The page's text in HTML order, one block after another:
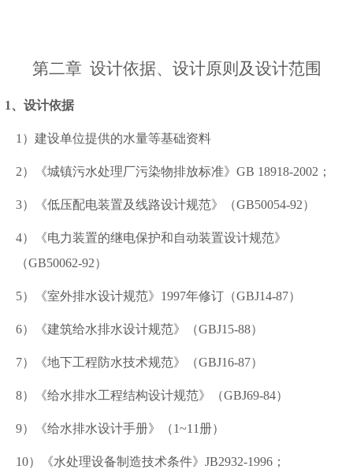
第二章 设计依据、设计原则及设计范围
1、设计依据
1）建设单位提供的水量等基础资料
2）《城镇污水处理厂污染物排放标准》 GB 18918-2002；
3）《低压配电装置及线路设计规范》（GB50054-92）
4）《电力装置的继电保护和自动装置设计规范》
（GB50062-92）
5）《室外排水设计规范》1997年修订（GBJ14-87）
6）《建筑给水排水设计规范》（GBJ15-88）
7）《地下工程防水技术规范》（GBJ16-87）
8）《给水排水工程结构设计规范》（GBJ69-84）
9）《给水排水设计手册》（1~11册）
10）《水处理设备制造技术条件》 JB2932-1996；